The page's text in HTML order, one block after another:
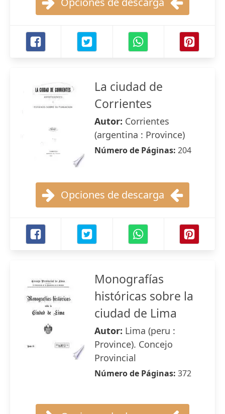
La ciudad de
Corrientes
Autor: Corrientes
(argentina : Province)
Número de Páginas: 204
Opciones de descarga
Monografías
históricas sobre la
ciudad de Lima
Autor: Lima (peru :
Province). Concejo
Provincial
Número de Páginas: 372